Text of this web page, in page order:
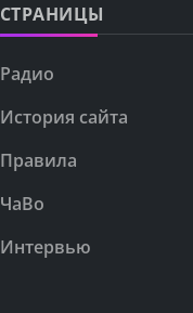
СТРАНИЦЫ
Радио
История сайта
Правила
ЧаВо
Интервью